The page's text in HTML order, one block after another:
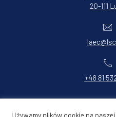
20-111
+48 81
Używamy plików cookie na